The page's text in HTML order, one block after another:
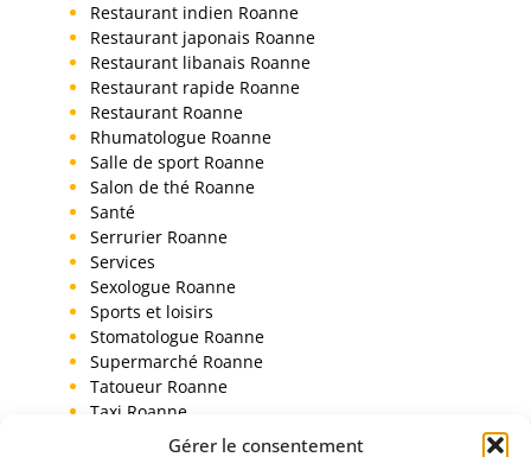
Gérer le consentement
Restaurant indien Roanne
Restaurant japonais Roanne
Restaurant libanais Roanne
Restaurant rapide Roanne
Restaurant Roanne
Rhumatologue Roanne
Salle de sport Roanne
Salon de thé Roanne
Santé
Serrurier Roanne
Services
Sexologue Roanne
Sports et loisirs
Stomatologue Roanne
Supermarché Roanne
Tatoueur Roanne
Taxi Roanne
Toiletteur chien Roanne